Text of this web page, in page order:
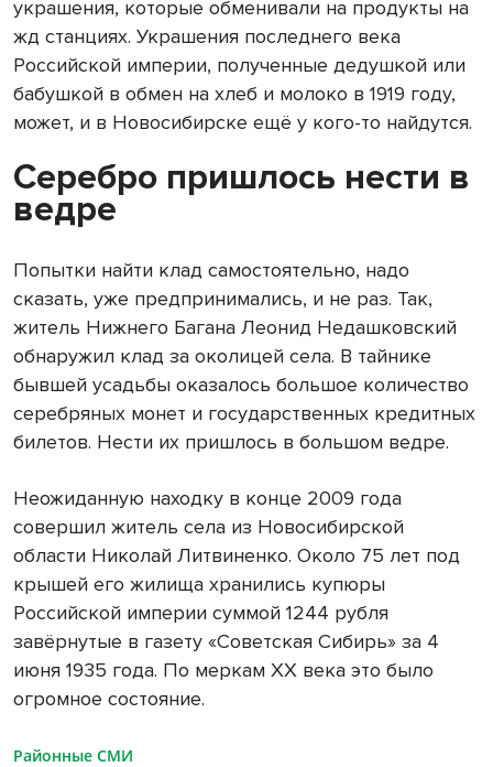
украшения, которые обменивали на продукты на
жд станциях. Украшения последнего века
Российской империи, полученные дедушкой или
бабушкой в обмен на хлеб и молоко в 1919 году,
может, и в Новосибирске ещё у кого-то найдутся.
Серебро пришлось нести в
ведре
Попытки найти клад самостоятельно, надо
сказать, уже предпринимались, и не раз. Так,
житель Нижнего Багана Леонид Недашковский
обнаружил клад за околицей села. В тайнике
бывшей усадьбы оказалось большое количество
серебряных монет и государственных кредитных
билетов. Нести их пришлось в большом ведре.
Неожиданную находку в конце 2009 года
совершил житель села из Новосибирской
области Николай Литвиненко. Около 75 лет под
крышей его жилища хранились купюры
Российской империи суммой 1244 рубля
завёрнутые в газету «Советская Сибирь» за 4
июня 1935 года. По меркам XX века это было
огромное состояние.
Районные СМИ